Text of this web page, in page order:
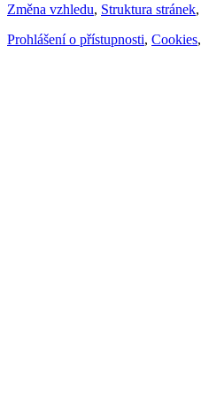
Změna vzhledu, Struktura stránek,
Prohlášení o přístupnosti, Cookies,